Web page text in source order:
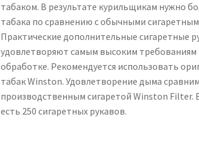
табаком. В результате курильщикам нужно
табака по сравнению с обычными
Практические дополнительные сигаретные
удовлетворяют самым высоким требованиям
обработке. Рекомендуется использовать
табак Winston. Удовлетворение дыма
производственным сигаретой Winston Filter.
есть 250 сигаретных рукавов.